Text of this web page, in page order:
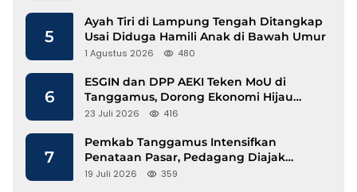
5
Ayah Tiri di Lampung Tengah Ditangkap
Usai Diduga Hamili Anak di Bawah Umur
1 Agustus 2026 480
6
ESGIN dan DPP AEKI Teken MoU di
Tanggamus, Dorong Ekonomi Hijau
Berbasis Kopi dan Perdagangan Karbon
23 Juli 2026 416
7
Pemkab Tanggamus Intensifkan
Penataan Pasar, Pedagang Diajak
Tempati Pasar Modern Talang Padang
19 Juli 2026 359